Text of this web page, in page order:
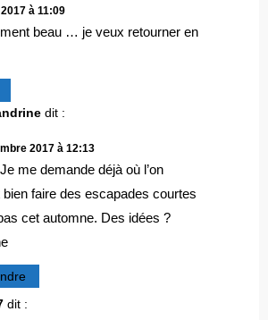
à 11:09
beau … je veux retourner en
dit :
2017 à 12:13
me demande déjà où l’on
bien faire des escapades courtes
cet automne. Des idées ?
dit :